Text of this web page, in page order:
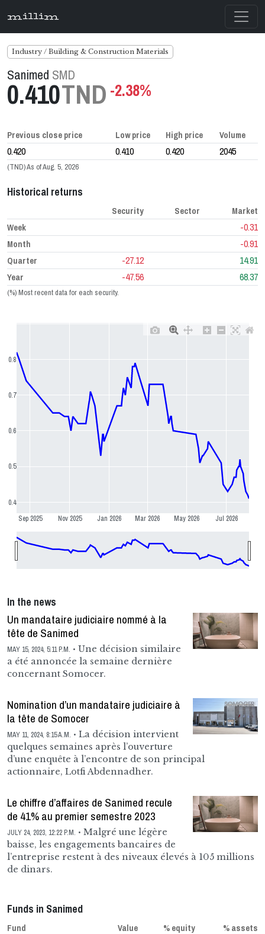
millim
Industry / Building & Construction Materials
Sanimed SMD
0.410TND -2.38%
(TND) As of Aug. 5, 2026
Previous close price Low price High price Volume
0.420 0.410 0.420 2045
Historical returns
(%) Most recent data for each security.
Security Sector
Market
Week
-0.31
Month -0.91
Quarter -27.12 14.91
Year -47.56 68.37
Sep 2025 Nov 2025 Jan 2026 Mar 2026 May 2026 Jul 2026
0.4
0.5
0.6
0.7
0.8
In the news
Un mandataire judiciaire nommé à la
tête de Sanimed
MAY 15, 2024, 5:11 P.M.
Une décision similaire
a été annoncée la semaine dernière
concernant Somocer.
Nomination d’un mandataire judiciaire à
la tête de Somocer
MAY 11, 2024, 8:15 A.M.
La décision intervient
quelques semaines après l’ouverture
d’une enquête à l’encontre de son principal
actionnaire, Lotfi Abdennadher.
Le chiffre d’affaires de Sanimed recule
de 41% au premier semestre 2023
JULY 24, 2023, 12:22 P.M.
Malgré une légère
baisse, les engagements bancaires de
l’entreprise restent à des niveaux élevés à 105 millions
de dinars.
Funds in Sanimed
Fund Value % equity % assets